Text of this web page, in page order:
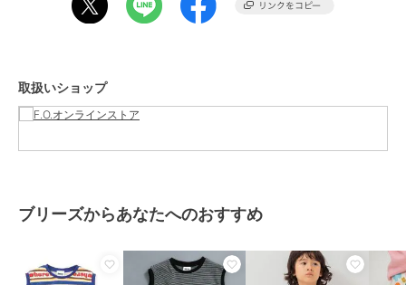
グレー、ブラック、ブラウン、ア
イボリー
素材
本体：綿100%
8%
お手入れ
40℃を上限に洗濯機で洗濯、デリ
用、漂白剤を使用禁止、色物は同
系の色と
取扱いショップ
ブリーズからあなたへのおすすめ